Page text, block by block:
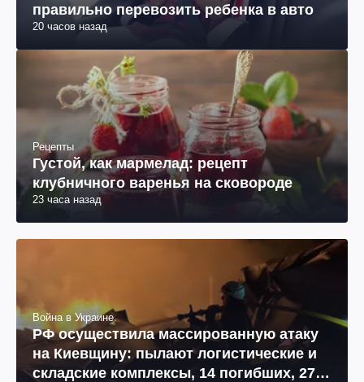
правильно перевозить ребенка в авто
20 часов назад
Рецепты
Густой, как мармелад: рецепт
клубничного варенья на сковороде
23 часа назад
Война в Украине
РФ осуществила массированную атаку
на Киевщину: пылают логистические и
складские комплексы, 14 погибших, 27